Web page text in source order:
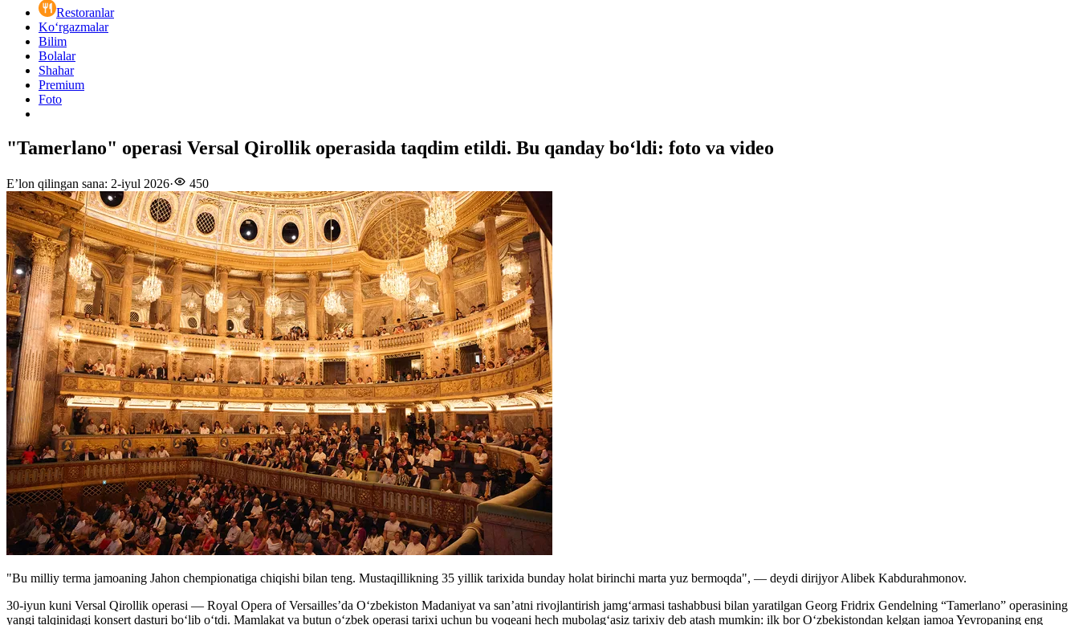
Restoranlar
Ko‘rgazmalar
Bilim
Bolalar
Shahar
Premium
Foto
"Tamerlano" operasi Versal Qirollik operasida taqdim etildi. Bu qanday boʻldi: foto va video
E’lon qilingan sana: 2-iyul 2026· 450
"Bu milliy terma jamoaning Jahon chempionatiga chiqishi bilan teng. Mustaqillikning 35 yillik tarixida bunday holat birinchi marta yuz bermoqda", — deydi dirijyor Alibek Kabdurahmonov.
30-iyun kuni Versal Qirollik operasi — Royal Opera of Versailles’da O‘zbekiston Madaniyat va san’atni rivojlantirish jamg‘armasi tashabbusi bilan yaratilgan Georg Fridrix Gendelning “Tamerlano” operasining
yangi talqinidagi konsert dasturi bo‘lib o‘tdi. Mamlakat va butun o‘zbek operasi tarixi uchun bu voqeani hech mubolag‘asiz tarixiy deb atash mumkin: ilk bor O‘zbekistondan kelgan jamoa Yevropaning eng